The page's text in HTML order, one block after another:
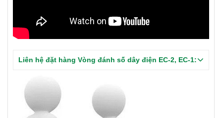
Liên hệ đặt hàng Vòng đánh số dây điện EC-2, EC-1: